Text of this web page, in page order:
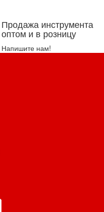
Продажа инструмента
оптом и в розницу
Напишите нам!